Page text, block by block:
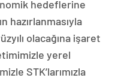
hedeflerine
hazırlanmasıyla
olacağına işaret
yerel
STK’larımızla